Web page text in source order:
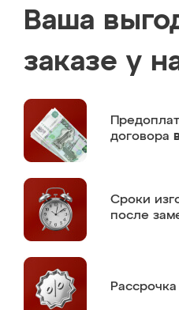
Ваша
заказе у
договора
Сроки
после
Рассрочка